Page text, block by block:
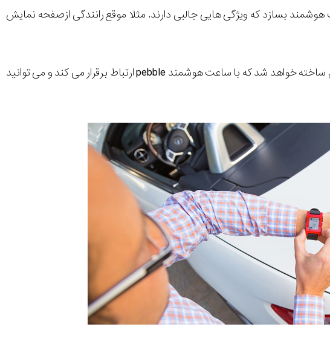
بسازد که ویژگی هایی جالبی دارند. مثلا موقع رانندگی ازصفحه نمایش
مرسدس اعلام کرده است که ورژن جدیدی از نرم افزار digital drivestyle هم ساخته خواهد شد که با ساعت هوشمند pebble ارتباط برقرار می کند و می توانید